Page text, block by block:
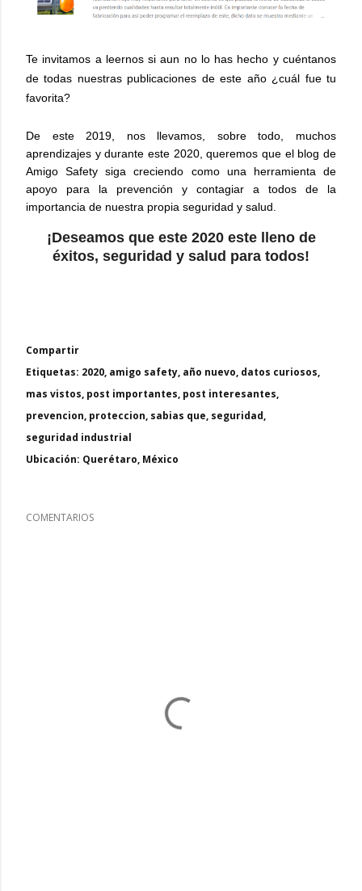
Te invitamos a leernos si aun no lo has hecho y cuéntanos
de todas nuestras publicaciones de este año ¿cuál fue tu
favorita?
De este 2019, nos llevamos, sobre todo, muchos
aprendizajes y durante este 2020, queremos que el blog de
Amigo Safety siga creciendo como una herramienta de
apoyo para la prevención y contagiar a todos de la
importancia de nuestra propia seguridad y salud.
¡Deseamos que este 2020 este lleno de
éxitos, seguridad y salud para todos!
Compartir
Etiquetas: 2020 amigo safety año nuevo datos curiosos
mas vistos post importantes post interesantes
prevencion proteccion sabias que seguridad
seguridad industrial
Ubicación: Querétaro, México
COMENTARIOS